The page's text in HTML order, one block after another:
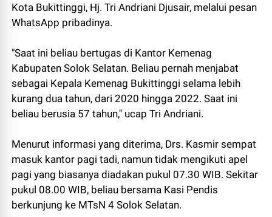
Kota Bukittinggi, Hj. Tri Andriani Djusair, melalui pesan
WhatsApp pribadinya.
"Saat ini beliau bertugas di Kantor Kemenag
Kabupaten Solok Selatan. Beliau pernah menjabat
sebagai Kepala Kemenag Bukittinggi selama lebih
kurang dua tahun, dari 2020 hingga 2022. Saat ini
beliau berusia 57 tahun," ucap Tri Andriani.
Menurut informasi yang diterima, Drs. Kasmir sempat
masuk kantor pagi tadi, namun tidak mengikuti apel
pagi yang biasanya diadakan pukul 07.30 WIB. Sekitar
pukul 08.00 WIB, beliau bersama Kasi Pendis
berkunjung ke MTsN 4 Solok Selatan.